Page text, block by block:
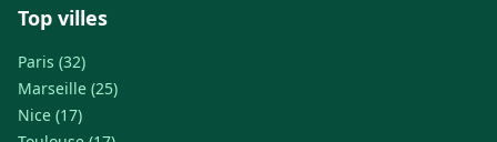
Top villes
Paris (32)
Marseille (25)
Nice (17)